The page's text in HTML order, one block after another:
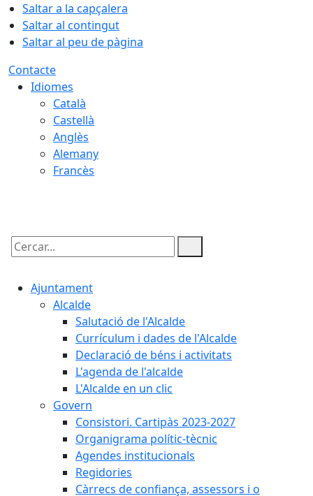
Saltar a la capçalera
Saltar al contingut
Saltar al peu de pàgina
Contacte
Idiomes
Català
Castellà
Anglès
Alemany
Francès
Cercar:
Ajuntament
Alcalde
Salutació de l'Alcalde
Currículum i dades de l'Alcalde
Declaració de béns i activitats
L'agenda de l'alcalde
L'Alcalde en un clic
Govern
Consistori. Cartipàs 2023-2027
Organigrama polític-tècnic
Agendes institucionals
Regidories
Càrrecs de confiança, assessors i o